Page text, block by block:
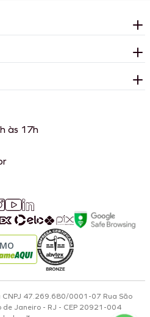
às 17h
CNPJ 47.269.680/0001-07 Rua São
de Janeiro - RJ - CEP 20921-004